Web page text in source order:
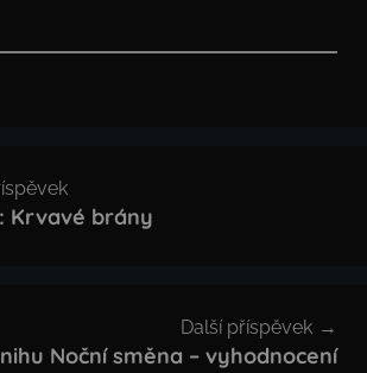
Krvavé brány
Další příspěvek
Noční směna – vyhodnocení